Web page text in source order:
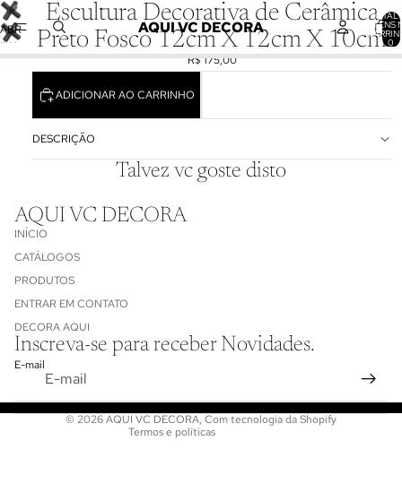
AQUI VC DECORA
TOTAL
ITENS
0
ABRIR
IMAGEM
Escultura Decorativa de Cerâmica
Preto Fosco 12cm X 12cm X 10cm
R$ 175,00
ADICIONAR AO CARRINHO
DESCRIÇÃO
Talvez vc goste disto
AQUI VC DECORA
INÍCIO
CATÁLOGOS
PRODUTOS
ENTRAR EM CONTATO
DECORA AQUI
Inscreva-se para receber Novidades.
E-mail
© 2026AQUI VC DECORA, Com tecnologia da Shopify
Termos e políticas
Política de reembolso
Política de privacidade
Termos de serviço
Informações de contato